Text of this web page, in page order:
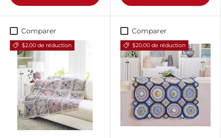
Comparer
$2.00 de réduction
Comparer
$20.00 de réduction